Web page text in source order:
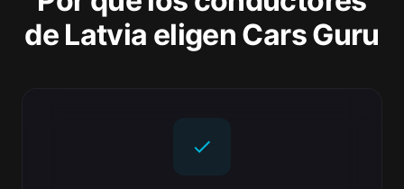
de Latvia eligen Cars Guru